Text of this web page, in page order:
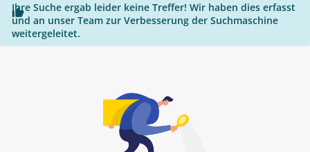

Ihre Suche ergab leider keine Treffer! Wir haben dies erfasst
und an unser Team zur Verbesserung der Suchmaschine
weitergeleitet.